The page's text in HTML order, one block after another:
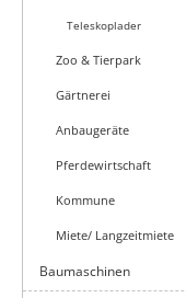
Teleskoplader
Zoo & Tierpark
Gärtnerei
Anbaugeräte
Pferdewirtschaft
Kommune
Miete/ Langzeitmiete
Baumaschinen